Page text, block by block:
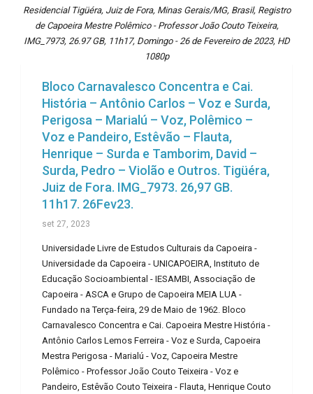
Residencial Tigüéra, Juiz de Fora, Minas Gerais/MG, Brasil, Registro
de Capoeira Mestre Polêmico - Professor João Couto Teixeira,
IMG_7973, 26.97 GB, 11h17, Domingo - 26 de Fevereiro de 2023, HD
1080p
Bloco Carnavalesco Concentra e Cai.
História – Antônio Carlos – Voz e Surda,
Perigosa – Marialú – Voz, Polêmico –
Voz e Pandeiro, Estêvão – Flauta,
Henrique – Surda e Tamborim, David –
Surda, Pedro – Violão e Outros. Tigüéra,
Juiz de Fora. IMG_7973. 26,97 GB.
11h17. 26Fev23.
set 27, 2023
Universidade Livre de Estudos Culturais da Capoeira -
Universidade da Capoeira - UNICAPOEIRA, Instituto de
Educação Socioambiental - IESAMBI, Associação de
Capoeira - ASCA e Grupo de Capoeira MEIA LUA -
Fundado na Terça-feira, 29 de Maio de 1962. Bloco
Carnavalesco Concentra e Cai. Capoeira Mestre História -
Antônio Carlos Lemos Ferreira - Voz e Surda, Capoeira
Mestra Perigosa - Marialú - Voz, Capoeira Mestre
Polêmico - Professor João Couto Teixeira - Voz e
Pandeiro, Estêvão Couto Teixeira - Flauta, Henrique Couto